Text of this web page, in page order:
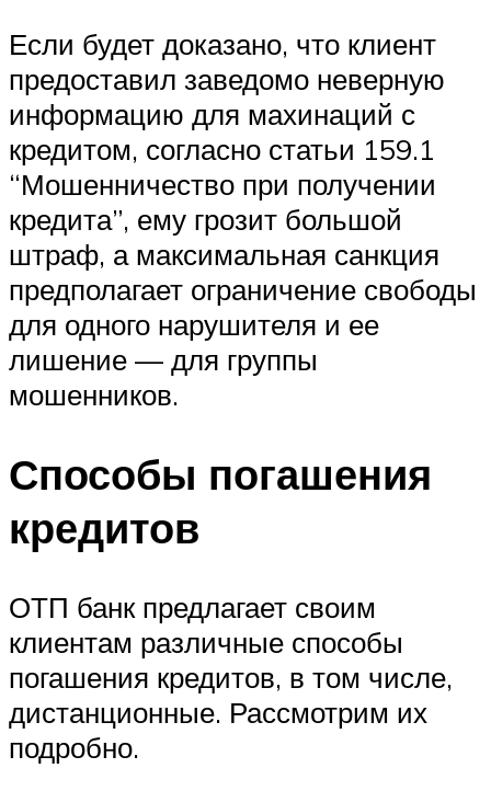
Если будет доказано, что клиент
предоставил заведомо неверную
информацию для махинаций с
кредитом, согласно статьи 159.1
“Мошенничество при получении
кредита”, ему грозит большой
штраф, а максимальная санкция
предполагает ограничение свободы
для одного нарушителя и ее
лишение — для группы
мошенников.
Способы погашения
кредитов
ОТП банк предлагает своим
клиентам различные способы
погашения кредитов, в том числе,
дистанционные. Рассмотрим их
подробно.